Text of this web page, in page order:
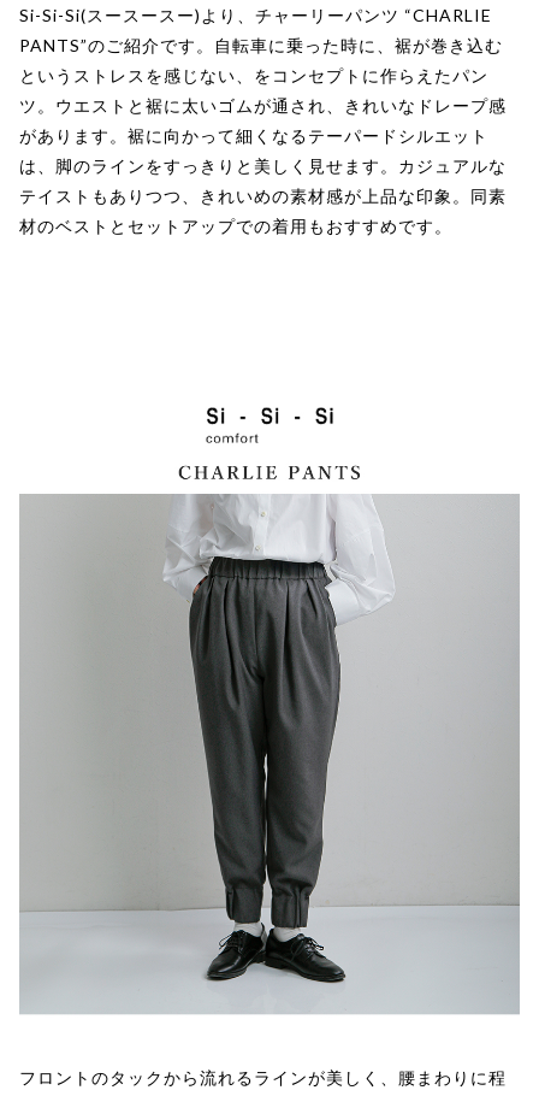
Si-Si-Si(スースースー)より、チャーリーパンツ “CHARLIE
PANTS”のご紹介です。自転車に乗った時に、裾が巻き込む
というストレスを感じない、をコンセプトに作らえたパン
ツ。ウエストと裾に太いゴムが通され、きれいなドレープ感
があります。裾に向かって細くなるテーパードシルエット
は、脚のラインをすっきりと美しく見せます。カジュアルな
テイストもありつつ、きれいめの素材感が上品な印象。同素
材のベストとセットアップでの着用もおすすめです。
フロントのタックから流れるラインが美しく、腰まわりに程